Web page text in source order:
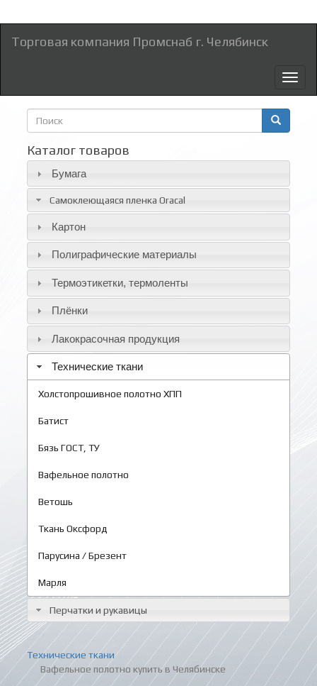
Торговая компания Промснаб г. Челябинск
Форма
поиска
Каталог товаров
Бумага
Самоклеющаяся пленка Oracal
Картон
Полиграфические материалы
Термоэтикетки, термоленты
Плёнки
Лакокрасочная продукция
Технические ткани
Холстопрошивное полотно ХПП
Батист
Бязь ГОСТ, ТУ
Вафельное полотно
Ветошь
Ткань Оксфорд
Парусина / Брезент
Марля
Перчатки и рукавицы
Технические ткани
Вафельное полотно купить в Челябинске